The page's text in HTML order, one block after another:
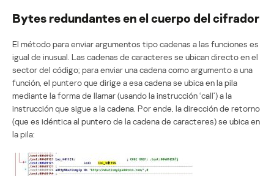
Bytes redundantes en el cuerpo del cifrador
El método para enviar argumentos tipo cadenas a las funciones es
igual de inusual. Las cadenas de caracteres se ubican directo en el
sector del código; para enviar una cadena como argumento a una
función, el puntero que dirige a esa cadena se ubica en la pila
mediante la forma de llamar (usando la instrucción ‘call’) a la
instrucción que sigue a la cadena. Por ende, la dirección de retorno
(que es idéntica al puntero de la cadena de caracteres) se ubica en
la pila: